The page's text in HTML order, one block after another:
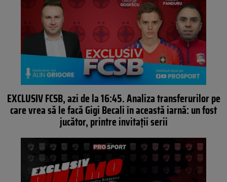
EXCLUSIV FCSB, azi de la 16:45. Analiza transferurilor pe
care vrea să le facă Gigi Becali în această iarnă: un fost
jucător, printre invitații serii